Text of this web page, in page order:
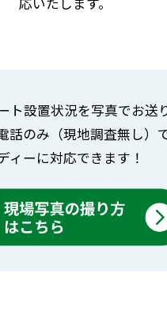
ト設置状況を写真でお送
話のみ（現地調査無し）
ィーに対応できます！